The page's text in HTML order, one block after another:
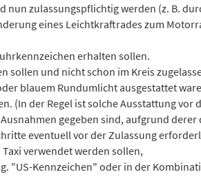
nun zulassungspflichtig werden (z. B.
eines Leichtkraftrades zum
erhalten sollen.
sollen und nicht schon im Kreis
blauem Rundumlicht ausgestattet
(In der Regel ist solche Ausstattung
gegeben sind, aufgrund
eventuell vor der Zulassung
verwendet werden sollen,
"US-Kennzeichen" oder in der